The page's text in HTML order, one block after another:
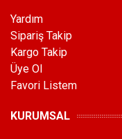
Yardım
Sipariş Takip
Kargo Takip
Üye Ol
Favori Listem
KURUMSAL